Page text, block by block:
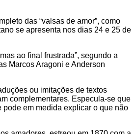
das “valsas de amor”, como
se apresenta nos dias 24 e 25 de
ao final frustrada”, segundo a
Marcos Aragoni e Anderson
ou imitações de textos
complementares. Especula-se que
em medida explicar o que não